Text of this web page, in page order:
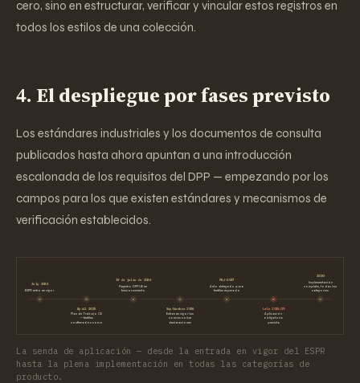
cero, sino en estructurar, verificar y vincular estos registros en
todos los estilos de una colección.
4. El despliegue por fases previsto
Los estándares industriales y los documentos de consulta
publicados hasta ahora apuntan a una introducción
escalonada de los requisitos del DPP — empezando por los
campos para los que existen estándares y mecanismos de
verificación establecidos.
July 2024
ESPR entró en vigor
April 2025
Plan de Trabajo CE
— textiles
confirmados como
19 de julio de 2026
Registro DPP UE en
funcionamiento
Septiembre 2026
Entran en vigor las
normas sobre
declaraciones
Mid-2027
Acto delegado para
textiles esperado
Late 2028/29
Aplicación
obligatoria
prevista
2030
Implementación
completa, todas las
categorías
La senda de aplicación — desde la entrada en vigor del ESPR
hasta la plena implementación en todas las categorías de
producto.